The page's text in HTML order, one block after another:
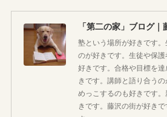
塾という場所が好きです
のが好きです。生徒や保
好きです。合格や目標を
きです。講師と語り合う
めっこするのも好きです
きです。藤沢の街が好き